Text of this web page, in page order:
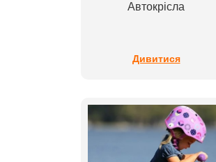
Автокрісла
Дивитися